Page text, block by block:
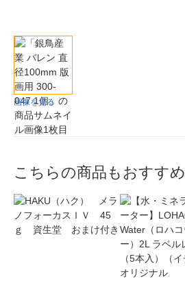
画像を見る
こちらの商品もおすすめ